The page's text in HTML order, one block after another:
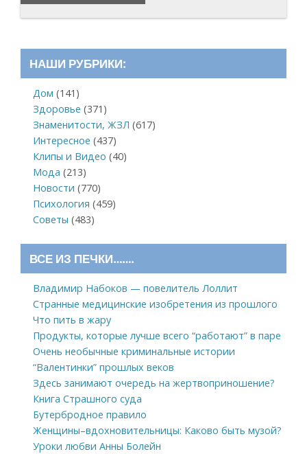
НАШИ РУБРИКИ:
Дом (141)
Здоровье (371)
Знаменитости, ЖЗЛ (617)
Интересное (437)
Клипы и Видео (40)
Мода (213)
Новости (770)
Психология (459)
Советы (483)
ВСЕ ИЗ ПЕЧКИ…….
Владимир Набоков — повелитель Лоллит
Странные медицинские изобретения из прошлого
Что пить в жару
Продукты, которые лучше всего “работают” в паре
Очень необычные криминальные истории
“Валентинки” прошлых веков
Здесь занимают очередь на жертвоприношение?
Книга Страшного суда
Бутербродное правило
Женщины–вдохновительницы: Каково быть музой?
Уроки любви Анны Болейн